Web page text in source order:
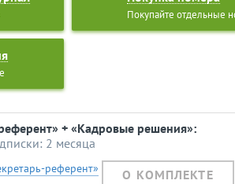
Покупайте отдельные
+ «Кадровые решения»:
2 месяца
референт» О КОМПЛЕКТЕ